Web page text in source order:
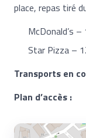
place, repas tiré
McDonald’s
Star Pizza –
Transports en
Plan d’accès :